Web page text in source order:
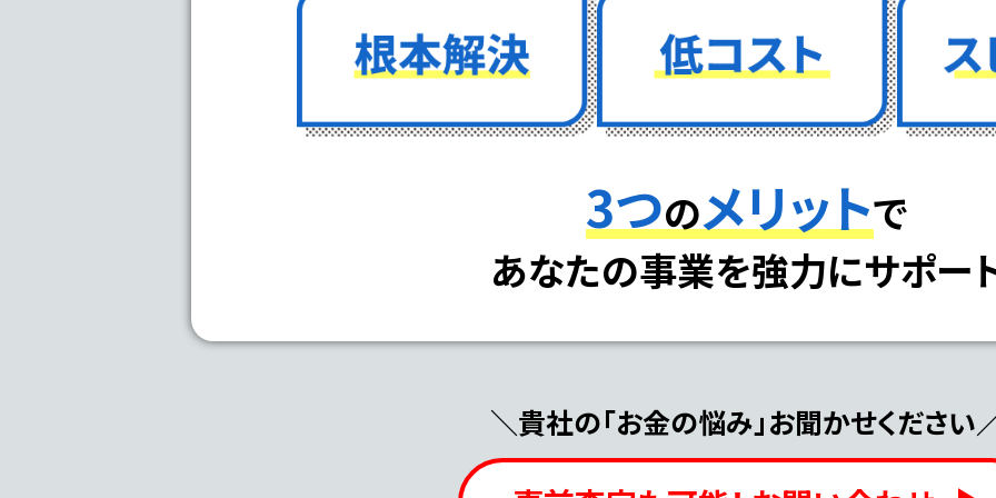
3つのメリットで
あなたの事業を強力にサポー
＼貴社の「お金の悩み」お聞かせください